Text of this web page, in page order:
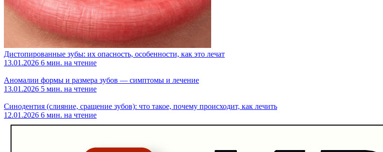
Дистопированные зубы: их опасность, особенности, как это лечат
13.01.2026 6 мин. на чтение
Аномалии формы и размера зубов — симптомы и лечение
13.01.2026 5 мин. на чтение
Синодентия (слияние, сращение зубов): что такое, почему происходит, как лечить
12.01.2026 6 мин. на чтение